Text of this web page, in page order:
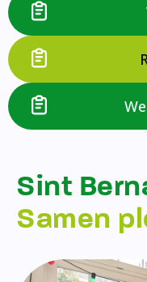
Sint
Samen